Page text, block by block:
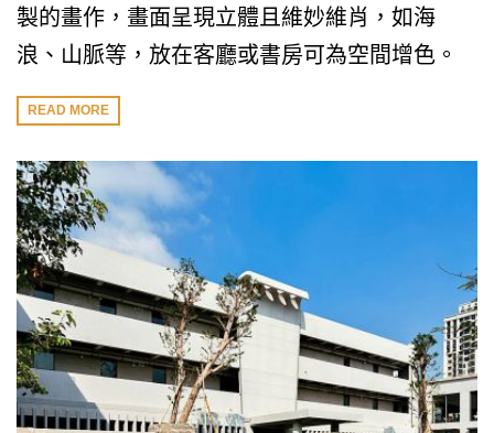
製的畫作，畫面呈現立體且維妙維肖，如海
浪、山脈等，放在客廳或書房可為空間增色。
READ MORE